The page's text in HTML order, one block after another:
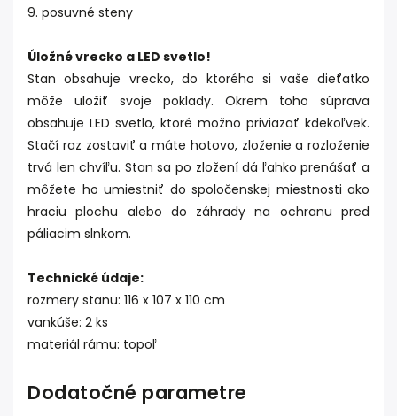
9. posuvné steny
Úložné vrecko a LED svetlo!
Stan obsahuje vrecko, do ktorého si vaše dieťatko
môže uložiť svoje poklady. Okrem toho súprava
obsahuje LED svetlo, ktoré možno priviazať kdekoľvek.
Stačí raz zostaviť a máte hotovo, zloženie a rozloženie
trvá len chvíľu. Stan sa po zložení dá ľahko prenášať a
môžete ho umiestniť do spoločenskej miestnosti ako
hraciu plochu alebo do záhrady na ochranu pred
páliacim slnkom.
Technické údaje:
rozmery stanu: 116 x 107 x 110 cm
vankúše: 2 ks
materiál rámu: topoľ
Dodatočné parametre